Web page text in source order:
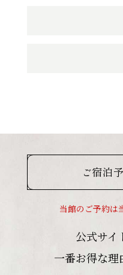
ご宿泊
当館のご予約は
公式サイ
一番お得な理